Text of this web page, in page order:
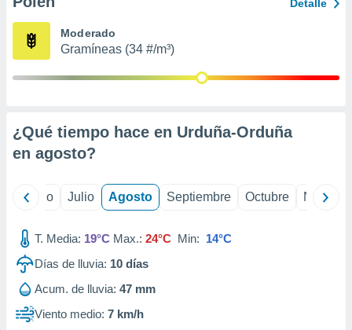
publicidad
1199
Detalle
Moderado
Gramíneas (34 #/m³)
¿Qué tiempo hace en Urduña-Orduña
en agosto?
Junio Julio Agosto Septiembre Octubre
T. Media: 19°C Max.: 24°C Min: 14°C
Días de lluvia: 10 días
Acum. de lluvia: 47 mm
Viento medio: 7 km/h